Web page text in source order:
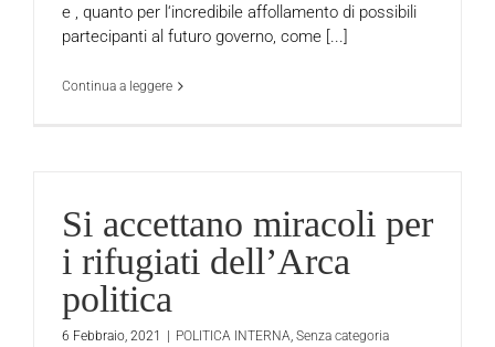
e , quanto per l‘incredibile affollamento di possibili
partecipanti al futuro governo, come [...]
Continua a leggere
Si accettano miracoli per
i rifugiati dell’Arca
politica
6 Febbraio, 2021 | POLITICA INTERNA Senza categoria